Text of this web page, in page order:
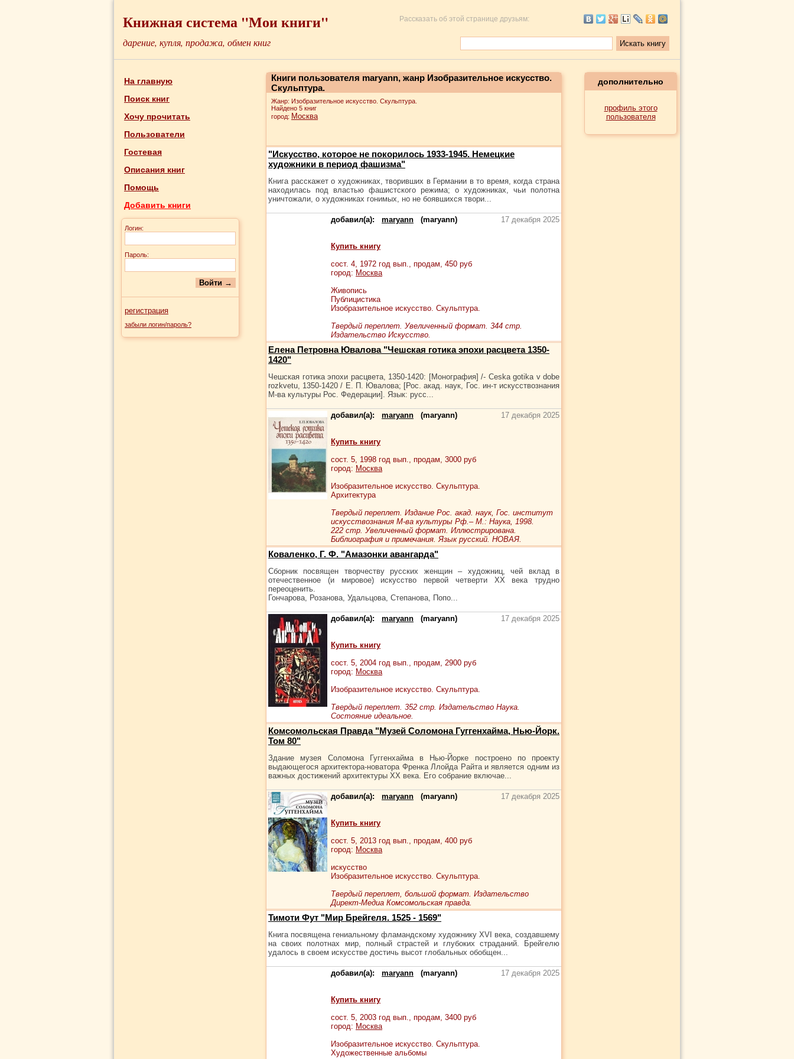
Книжная система "Мои книги" Рассказать об этой странице друзьям:
дарение, купля, продажа, обмен книг
На главную
Поиск книг
Хочу прочитать
Пользователи
Гостевая
Описания книг
Помощь
Добавить книги
Логин:
Пароль:
регистрация
забыли логин/пароль?
Книги пользователя maryann, жанр Изобразительное искусство.
Скульптура.
Жанр: Изобразительное искусство. Скульптура.
Найдено 5 книг
город: Москва
"Искусство, которое не покорилось 1933-1945. Немецкие
художники в период фашизма"
Книга расскажет о художниках, творивших в Германии в то время, когда страна
находилась под властью фашистского режима; о художниках, чьи полотна
уничтожали, о художниках гонимых, но не боявшихся твори...
добавил(а): maryann (maryann) 17 декабря 2025
Купить книгу
сост. 4, 1972 год вып., продам, 450 руб
город: Москва
Живопись
Публицистика
Изобразительное искусство. Скульптура.
Твердый переплет. Увеличенный формат. 344 стр.
Издательство Искусство.
Елена Петровна Ювалова "Чешская готика эпохи расцвета 1350-
1420"
Чешская готика эпохи расцвета, 1350-1420: [Монография] /- Ceska gotika v dobe
rozkvetu, 1350-1420 / Е. П. Ювалова; [Рос. акад. наук, Гос. ин-т искусствознания
М-ва культуры Рос. Федерации]. Язык: русс...
добавил(а): maryann (maryann) 17 декабря 2025
Купить книгу
сост. 5, 1998 год вып., продам, 3000 руб
город: Москва
Изобразительное искусство. Скульптура.
Архитектура
Твердый переплет. Издание Рос. акад. наук, Гос. институт
искусствознания М-ва культуры Рф.– М.: Наука, 1998.
222 стр. Увеличенный формат. Иллюстрирована.
Библиография и примечания. Язык русский. НОВАЯ.
Коваленко, Г. Ф. "Амазонки авангарда"
Сборник посвящен творчеству русских женщин – художниц, чей вклад в
отечественное (и мировое) искусство первой четверти XX века трудно
переоценить.
Гончарова, Розанова, Удальцова, Степанова, Попо...
добавил(а): maryann (maryann) 17 декабря 2025
Купить книгу
сост. 5, 2004 год вып., продам, 2900 руб
город: Москва
Изобразительное искусство. Скульптура.
Твердый переплет. 352 стр. Издательство Наука.
Состояние идеальное.
Комсомольская Правда "Музей Соломона Гуггенхайма, Нью-Йорк.
Том 80"
Здание музея Соломона Гуггенхайма в Нью-Йорке построено по проекту
выдающегося архитектора-новатора Френка Ллойда Райта и является одним из
важных достижений архитектуры XX века. Его собра­ние включае...
добавил(а): maryann (maryann) 17 декабря 2025
Купить книгу
сост. 5, 2013 год вып., продам, 400 руб
город: Москва
искусство
Изобразительное искусство. Скульптура.
Твердый переплет, большой формат. Издательство
Директ-Медиа Комсомольская правда.
Тимоти Фут "Мир Брейгеля. 1525 - 1569"
Книга посвящена гениальному фламандскому художнику XVI века, создавшему
на своих полотнах мир, полный страстей и глубоких страданий. Брейгелю
удалось в своем искусстве достичь высот глобальных обобщен...
добавил(а): maryann (maryann) 17 декабря 2025
Купить книгу
сост. 5, 2003 год вып., продам, 3400 руб
город: Москва
Изобразительное искусство. Скульптура.
Художественные альбомы
дополнительно
профиль этого
пользователя